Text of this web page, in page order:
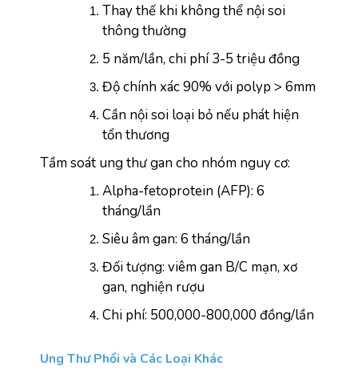
Thay thế khi không thể nội soi
thông thường
5 năm/lần, chi phí 3-5 triệu đồng
Độ chính xác 90% với polyp > 6mm
Cần nội soi loại bỏ nếu phát hiện
tổn thương
Tầm soát ung thư gan cho nhóm nguy cơ:
Alpha-fetoprotein (AFP): 6
tháng/lần
Siêu âm gan: 6 tháng/lần
Đối tượng: viêm gan B/C mạn, xơ
gan, nghiện rượu
Chi phí: 500,000-800,000 đồng/lần
Ung Thư Phổi và Các Loại Khác